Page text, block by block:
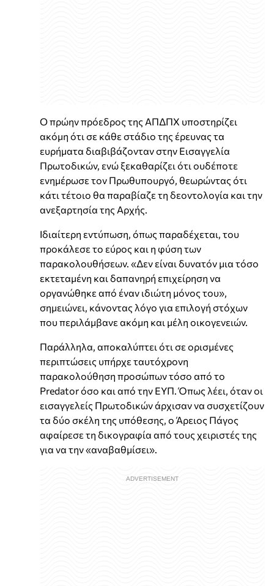
Ο πρώην πρόεδρος της ΑΠΔΠΧ υποστηρίζει
ακόμη ότι σε κάθε στάδιο της έρευνας τα
ευρήματα διαβιβάζονταν στην Εισαγγελία
Πρωτοδικών, ενώ ξεκαθαρίζει ότι ουδέποτε
ενημέρωσε τον Πρωθυπουργό, θεωρώντας ότι
κάτι τέτοιο θα παραβίαζε τη δεοντολογία και την
ανεξαρτησία της Αρχής.
Ιδιαίτερη εντύπωση, όπως παραδέχεται, του
προκάλεσε το εύρος και η φύση των
παρακολουθήσεων. «Δεν είναι δυνατόν μια τόσο
εκτεταμένη και δαπανηρή επιχείρηση να
οργανώθηκε από έναν ιδιώτη μόνος του»,
σημειώνει, κάνοντας λόγο για επιλογή στόχων
που περιλάμβανε ακόμη και μέλη οικογενειών.
Παράλληλα, αποκαλύπτει ότι σε ορισμένες
περιπτώσεις υπήρχε ταυτόχρονη
παρακολούθηση προσώπων τόσο από το
Predator όσο και από την ΕΥΠ. Όπως λέει, όταν οι
εισαγγελείς Πρωτοδικών άρχισαν να συσχετίζουν
τα δύο σκέλη της υπόθεσης, ο Άρειος Πάγος
αφαίρεσε τη δικογραφία από τους χειριστές της
για να την «αναβαθμίσει».